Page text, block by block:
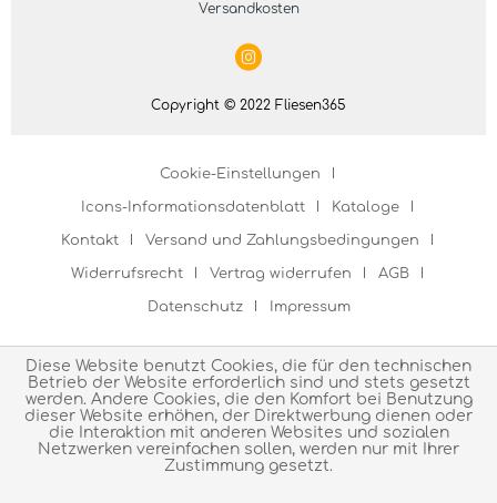
Versandkosten
Copyright © 2022 Fliesen365
Cookie-Einstellungen
Icons-Informationsdatenblatt Kataloge
Kontakt Versand und Zahlungsbedingungen
Widerrufsrecht Vertrag widerrufen AGB
Datenschutz Impressum
Diese Website benutzt Cookies, die für den technischen
Betrieb der Website erforderlich sind und stets gesetzt
werden. Andere Cookies, die den Komfort bei Benutzung
dieser Website erhöhen, der Direktwerbung dienen oder
die Interaktion mit anderen Websites und sozialen
Netzwerken vereinfachen sollen, werden nur mit Ihrer
Zustimmung gesetzt.